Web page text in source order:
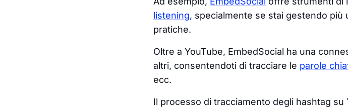
listening, specialmente se stai gestendo più
pratiche.
Oltre a YouTube, EmbedSocial ha una
altri, consentendoti di tracciare le parole
ecc.
Il processo di tracciamento degli hashtag su